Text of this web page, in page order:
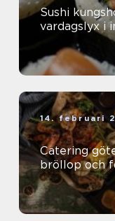
Sushi kungsholmen
vardagslyx i
14. februari
Catering göteborg
bröllop och